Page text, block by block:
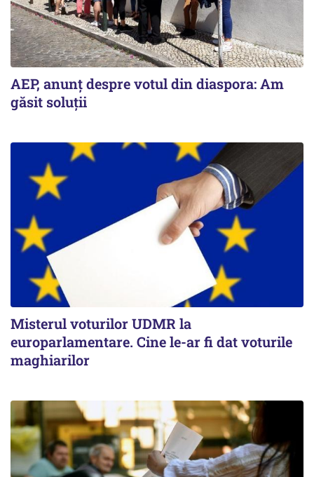
AEP, anunţ despre votul din diaspora: Am
găsit soluţii
Misterul voturilor UDMR la
europarlamentare. Cine le-ar fi dat voturile
maghiarilor